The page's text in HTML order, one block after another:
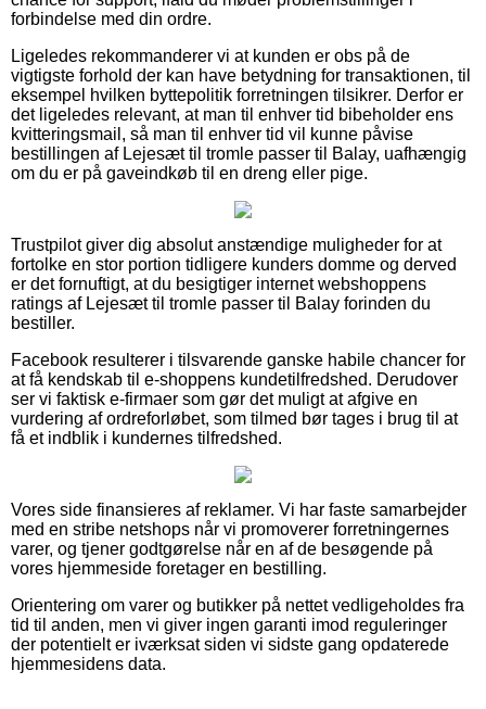
forbindelse med din ordre.
Ligeledes rekommanderer vi at kunden er obs på de
vigtigste forhold der kan have betydning for transaktionen, til
eksempel hvilken byttepolitik forretningen tilsikrer. Derfor er
det ligeledes relevant, at man til enhver tid bibeholder ens
kvitteringsmail, så man til enhver tid vil kunne påvise
bestillingen af Lejesæt til tromle passer til Balay, uafhængig
om du er på gaveindkøb til en dreng eller pige.
Trustpilot giver dig absolut anstændige muligheder for at
fortolke en stor portion tidligere kunders domme og derved
er det fornuftigt, at du besigtiger internet webshoppens
ratings af Lejesæt til tromle passer til Balay forinden du
bestiller.
Facebook resulterer i tilsvarende ganske habile chancer for
at få kendskab til e-shoppens kundetilfredshed. Derudover
ser vi faktisk e-firmaer som gør det muligt at afgive en
vurdering af ordreforløbet, som tilmed bør tages i brug til at
få et indblik i kundernes tilfredshed.
Vores side finansieres af reklamer. Vi har faste samarbejder
med en stribe netshops når vi promoverer forretningernes
varer, og tjener godtgørelse når en af de besøgende på
vores hjemmeside foretager en bestilling.
Orientering om varer og butikker på nettet vedligeholdes fra
tid til anden, men vi giver ingen garanti imod reguleringer
der potentielt er iværksat siden vi sidste gang opdaterede
hjemmesidens data.